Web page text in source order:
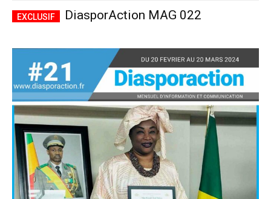
DiasporAction MAG 022